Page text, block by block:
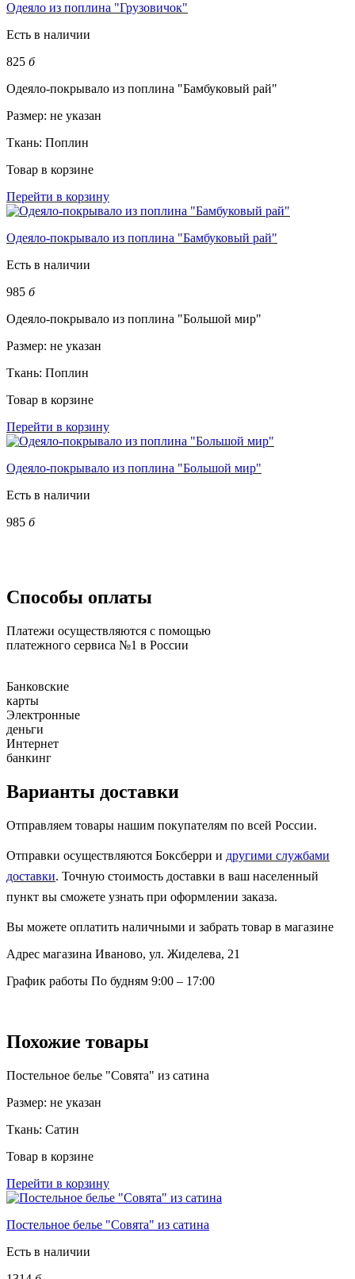
Одеяло из поплина "Грузовичок"
Есть в наличии
825 б
Одеяло-покрывало из поплина "Бамбуковый рай"
Размер: не указан
Ткань: Поплин
Товар в корзине
Перейти в корзину
Одеяло-покрывало из поплина "Бамбуковый рай"
Есть в наличии
985 б
Одеяло-покрывало из поплина "Большой мир"
Размер: не указан
Ткань: Поплин
Товар в корзине
Перейти в корзину
Одеяло-покрывало из поплина "Большой мир"
Есть в наличии
985 б
Способы оплаты
Платежи осуществляются с помощью
платежного сервиса №1 в России
Банковские
карты
Электронные
деньги
Интернет
банкинг
Варианты доставки
Отправляем товары нашим покупателям по всей России.
Отправки осуществляются Боксберри и другими службами
доставки. Точную стоимость доставки в ваш населенный
пункт вы сможете узнать при оформлении заказа.
Вы можете оплатить наличными и забрать товар в магазине
Адрес магазина Иваново, ул. Жиделева, 21
График работы По будням 9:00 – 17:00
Похожие товары
Постельное белье "Совята" из сатина
Размер: не указан
Ткань: Сатин
Товар в корзине
Перейти в корзину
Постельное белье "Совята" из сатина
Есть в наличии